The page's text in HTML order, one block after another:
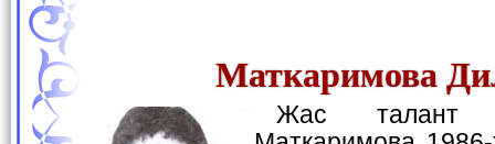
Маткаримова
Жас талант ийеси Дилноза